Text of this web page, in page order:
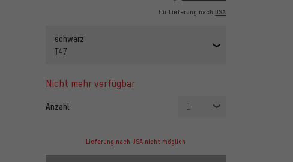
für Lieferung nach USA
schwarz
T47
nicht mehr verfügbar
Anzahl: 1
Lieferung nach USA nicht möglich